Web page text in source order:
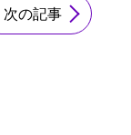
次の記事